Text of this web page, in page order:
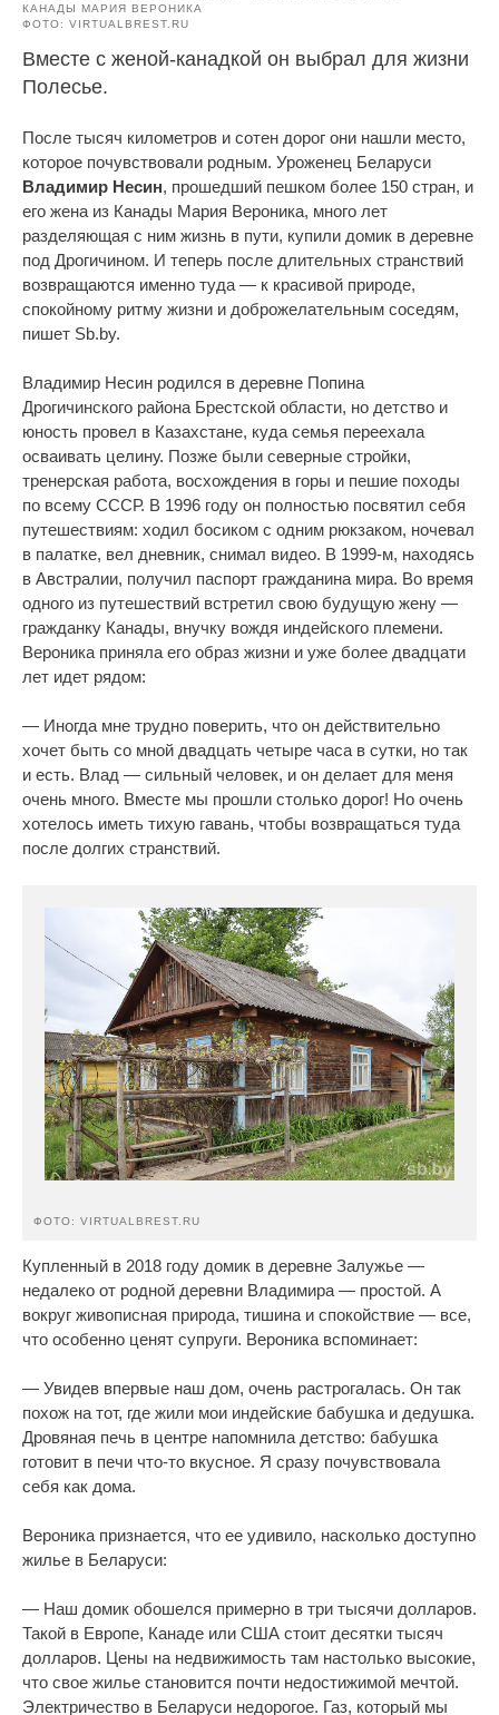
КАНАДЫ МАРИЯ ВЕРОНИКА
ФОТО: VIRTUALBREST.RU
Вместе с женой-канадкой он выбрал для жизни
Полесье.
После тысяч километров и сотен дорог они нашли место,
которое почувствовали родным. Уроженец Беларуси
Владимир Несин, прошедший пешком более 150 стран, и
его жена из Канады Мария Вероника, много лет
разделяющая с ним жизнь в пути, купили домик в деревне
под Дрогичином. И теперь после длительных странствий
возвращаются именно туда — к красивой природе,
спокойному ритму жизни и доброжелательным соседям,
пишет Sb.by.
Владимир Несин родился в деревне Попина
Дрогичинского района Брестской области, но детство и
юность провел в Казахстане, куда семья переехала
осваивать целину. Позже были северные стройки,
тренерская работа, восхождения в горы и пешие походы
по всему СССР. В 1996 году он полностью посвятил себя
путешествиям: ходил босиком с одним рюкзаком, ночевал
в палатке, вел дневник, снимал видео. В 1999‑м, находясь
в Австралии, получил паспорт гражданина мира. Во время
одного из путешествий встретил свою будущую жену —
гражданку Канады, внучку вождя индейского племени.
Вероника приняла его образ жизни и уже более двадцати
лет идет рядом:
— Иногда мне трудно поверить, что он действительно
хочет быть со мной двадцать четыре часа в сутки, но так
и есть. Влад — сильный человек, и он делает для меня
очень много. Вместе мы прошли столько дорог! Но очень
хотелось иметь тихую гавань, чтобы возвращаться туда
после долгих странствий.
ФОТО: VIRTUALBREST.RU
Купленный в 2018 году домик в деревне Залужье —
недалеко от родной деревни Владимира — простой. А
вокруг живописная природа, тишина и спокойствие — все,
что особенно ценят супруги. Вероника вспоминает:
— Увидев впервые наш дом, очень растрогалась. Он так
похож на тот, где жили мои индейские бабушка и дедушка.
Дровяная печь в центре напомнила детство: бабушка
готовит в печи что‑то вкусное. Я сразу почувствовала
себя как дома.
Вероника признается, что ее удивило, насколько доступно
жилье в Беларуси:
— Наш домик обошелся примерно в три тысячи долларов.
Такой в Европе, Канаде или США стоит десятки тысяч
долларов. Цены на недвижимость там настолько высокие,
что свое жилье становится почти недостижимой мечтой.
Электричество в Беларуси недорогое. Газ, который мы